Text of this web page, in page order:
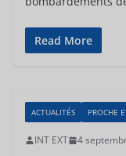
Read More
ACTUALITÉS PROCHE
INT EXT 4